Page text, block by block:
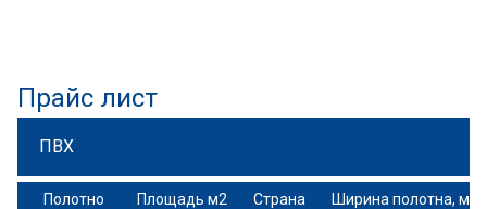
Прайс лист
ПВХ
Полотно Площадь м2 Страна Ширина полотна, м